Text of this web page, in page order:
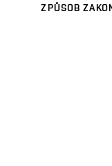
ZPŮSOB